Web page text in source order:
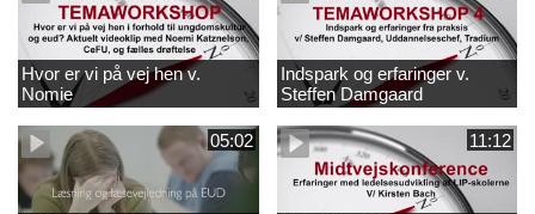
Hvor er vi på vej hen v.
Nomie
Indspark og erfaringer v.
Steffen Damgaard
05:02 11:12